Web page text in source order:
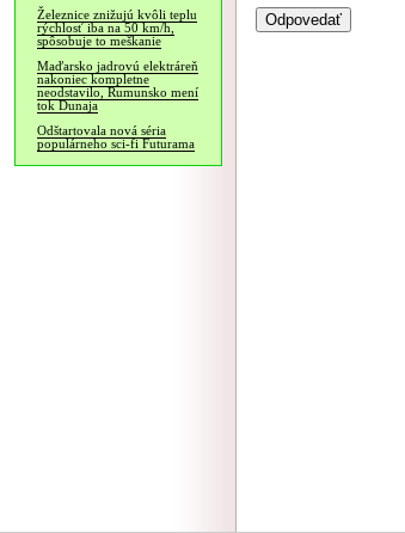
Železnice znižujú kvôli teplu
rýchlosť iba na 50 km/h,
spôsobuje to meškanie
Maďarsko jadrovú elektráreň
nakoniec kompletne
neodstavilo, Rumunsko mení
tok Dunaja
Odštartovala nová séria
populárneho sci-fi Futurama